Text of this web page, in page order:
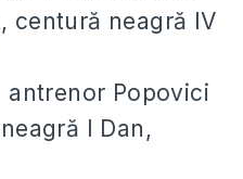
centură neagră IV
antrenor Popovici
I Dan,